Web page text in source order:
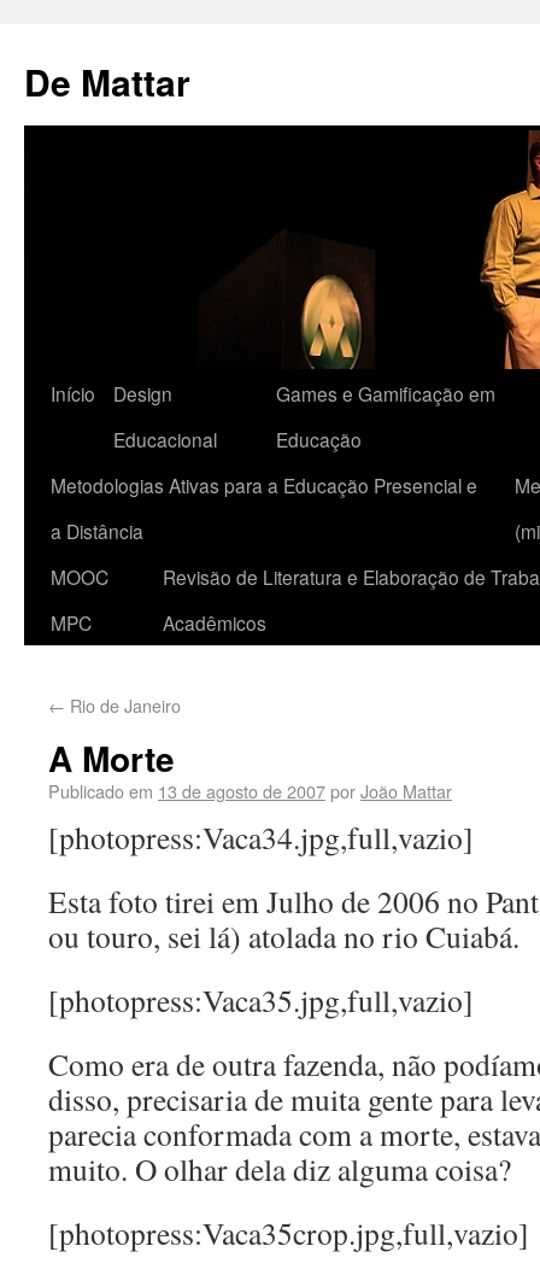
De Mattar
Início
Design
Educacional
Games e Gamificação em
Educação
Metodologias Ativas para a Educação Presencial e
a Distância
MOOC
MPC
Revisão de Literatura e Elaboração de
Acadêmicos
← Rio de Janeiro
A Morte
Publicado em 13 de agosto de 2007porJoão Mattar
[photopress:Vaca34.jpg,full,vazio]
Esta foto tirei em Julho de 2006 no
ou touro, sei lá) atolada no rio Cuiabá.
[photopress:Vaca35.jpg,full,vazio]
Como era de outra fazenda, não
disso, precisaria de muita gente para
parecia conformada com a morte,
muito. O olhar dela diz alguma coisa?
[photopress:Vaca35crop.jpg,full,vazio]